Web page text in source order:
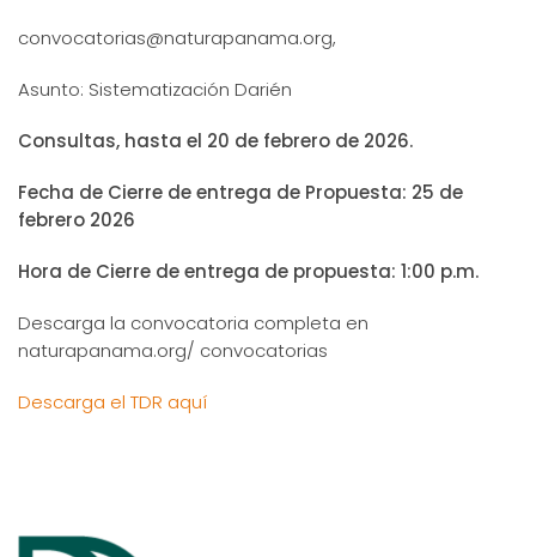
convocatorias@naturapanama.org,
Asunto: Sistematización Darién
Consultas, hasta el 20 de febrero de 2026.
Fecha de Cierre de entrega de Propuesta: 25 de
febrero 2026
Hora de Cierre de entrega de propuesta: 1:00 p.m.
Descarga la convocatoria completa en
naturapanama.org/ convocatorias
Descarga el TDR aquí